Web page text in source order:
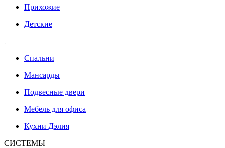
Прихожие
Детские
Спальни
Мансарды
Подвесные двери
Мебель для офиса
Кухни Дэлия
СИСТЕМЫ